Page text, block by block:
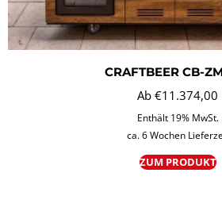
CRAFTBEER CB-
Ab €11.374,00
Enthält 19% MwSt.
ca. 6 Wochen
ZUM PRODUKT